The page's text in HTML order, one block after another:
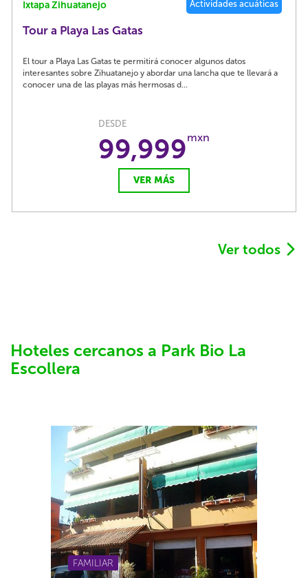
Ixtapa Zihuatanejo Actividades acuáticas
Tour a Playa Las Gatas
El tour a Playa Las Gatas te permitirá conocer algunos datos
interesantes sobre Zihuatanejo y abordar una lancha que te llevará a
conocer una de las playas más hermosas d...
DESDE
99,999mxn
VER MÁS
Ver todos
Hoteles cercanos a Park Bio La
Escollera
FAMILIAR